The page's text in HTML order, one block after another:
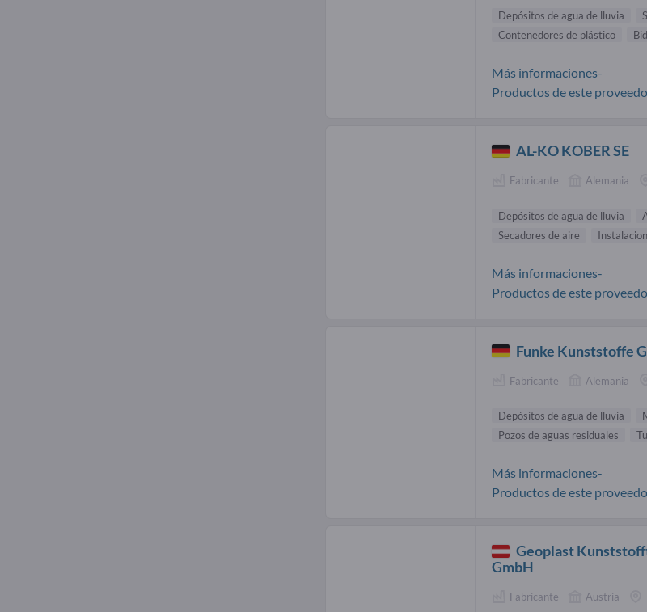
Depósitos de agua de lluvia
Contenedores de plástico
Más informaciones-
Productos de este
AL-KO KOBER SE
Fabricante Alemania
Depósitos de agua de lluvia
Secadores de aire
Más informaciones-
Productos de este
Funke Kunststoffe
Fabricante Alemania
Depósitos de agua de lluvia
Pozos de aguas residuales
Más informaciones-
Productos de este
Geoplast
GmbH
Fabricante Austria